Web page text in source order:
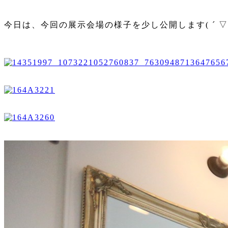
今日は、今回の展示会場の様子を少し公開します( ´